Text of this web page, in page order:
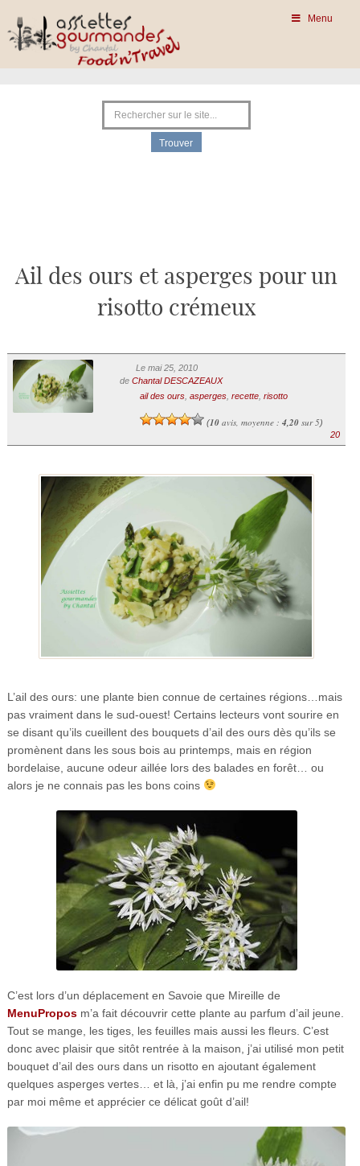
Menu
Ail des ours et asperges pour un
risotto crémeux
Le mai 25, 2010
de Chantal DESCAZEAUX
ail des ours, asperges, recette, risotto
(10avis, moyenne : 4,20sur 5)
20
L’ail des ours: une plante bien connue de certaines régions…mais
pas vraiment dans le sud-ouest! Certains lecteurs vont sourire en
se disant qu’ils cueillent des bouquets d’ail des ours dès qu’ils se
promènent dans les sous bois au printemps, mais en région
bordelaise, aucune odeur aillée lors des balades en forêt… ou
alors je ne connais pas les bons coins
C’est lors d’un déplacement en Savoie que Mireille de
MenuProposm’a fait découvrir cette plante au parfum d’ail jeune.
Tout se mange, les tiges, les feuilles mais aussi les fleurs. C’est
donc avec plaisir que sitôt rentrée à la maison, j’ai utilisé mon petit
bouquet d’ail des ours dans un risotto en ajoutant également
quelques asperges vertes… et là, j’ai enfin pu me rendre compte
par moi même et apprécier ce délicat goût d’ail!